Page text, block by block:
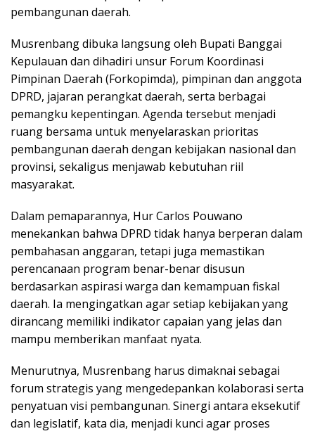
pembangunan daerah.
Musrenbang dibuka langsung oleh Bupati Banggai
Kepulauan dan dihadiri unsur Forum Koordinasi
Pimpinan Daerah (Forkopimda), pimpinan dan anggota
DPRD, jajaran perangkat daerah, serta berbagai
pemangku kepentingan. Agenda tersebut menjadi
ruang bersama untuk menyelaraskan prioritas
pembangunan daerah dengan kebijakan nasional dan
provinsi, sekaligus menjawab kebutuhan riil
masyarakat.
Dalam pemaparannya, Hur Carlos Pouwano
menekankan bahwa DPRD tidak hanya berperan dalam
pembahasan anggaran, tetapi juga memastikan
perencanaan program benar-benar disusun
berdasarkan aspirasi warga dan kemampuan fiskal
daerah. Ia mengingatkan agar setiap kebijakan yang
dirancang memiliki indikator capaian yang jelas dan
mampu memberikan manfaat nyata.
Menurutnya, Musrenbang harus dimaknai sebagai
forum strategis yang mengedepankan kolaborasi serta
penyatuan visi pembangunan. Sinergi antara eksekutif
dan legislatif, kata dia, menjadi kunci agar proses